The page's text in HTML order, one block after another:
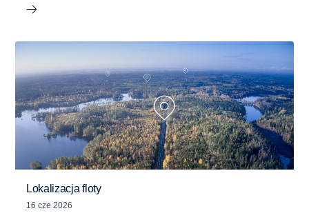
Lokalizacja floty
16 cze 2026